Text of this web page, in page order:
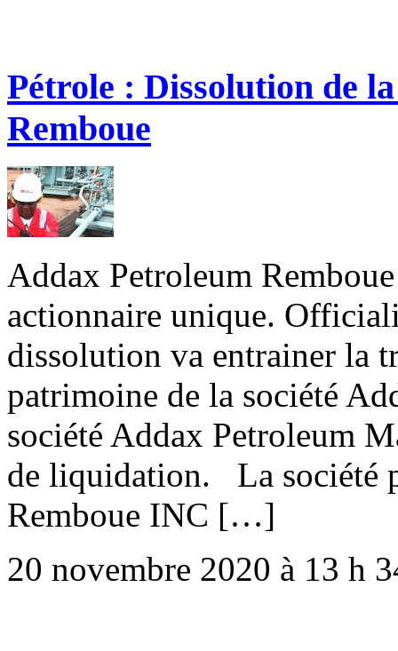
Pétrole : Dissolution de
Remboue
Addax Petroleum
actionnaire unique.
dissolution va entrainer la
patrimoine de la société
société Addax Petroleum
de liquidation. La société
Remboue INC […]
20 novembre 2020 à 13 h